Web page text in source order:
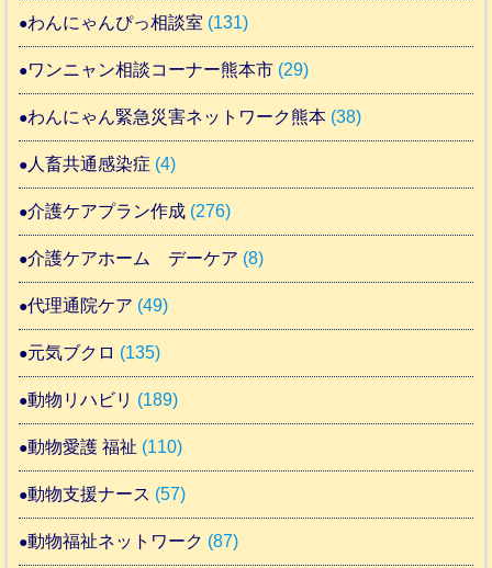
わんにゃんぴっ相談室 (131)
ワンニャン相談コーナー熊本市 (29)
わんにゃん緊急災害ネットワーク熊本 (38)
人畜共通感染症 (4)
介護ケアプラン作成 (276)
介護ケアホーム デーケア (8)
代理通院ケア (49)
元気ブクロ (135)
動物リハビリ (189)
動物愛護 福祉 (110)
動物支援ナース (57)
動物福祉ネットワーク (87)